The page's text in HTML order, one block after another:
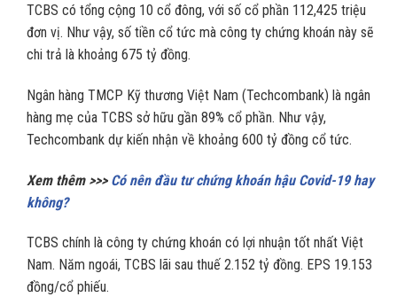
TCBS có tổng cộng 10 cổ đông, với số cổ phần 112,425 triệu
đơn vị. Như vậy, số tiền cổ tức mà công ty chứng khoán này sẽ
chi trả là khoảng 675 tỷ đồng.
Ngân hàng TMCP Kỹ thương Việt Nam (Techcombank) là ngân
hàng mẹ của TCBS sở hữu gần 89% cổ phần. Như vậy,
Techcombank dự kiến nhận về khoảng 600 tỷ đồng cổ tức.
Xem thêm >>> Có nên đầu tư chứng khoán hậu Covid-19 hay
không?
TCBS chính là công ty chứng khoán có lợi nhuận tốt nhất Việt
Nam. Năm ngoái, TCBS lãi sau thuế 2.152 tỷ đồng. EPS 19.153
đồng/cổ phiếu.